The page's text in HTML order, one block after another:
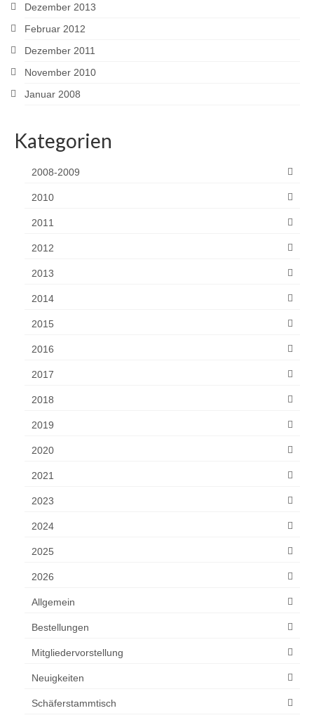
Dezember 2013
Februar 2012
Dezember 2011
November 2010
Januar 2008
Kategorien
2008-2009
2010
2011
2012
2013
2014
2015
2016
2017
2018
2019
2020
2021
2023
2024
2025
2026
Allgemein
Bestellungen
Mitgliedervorstellung
Neuigkeiten
Schäferstammtisch